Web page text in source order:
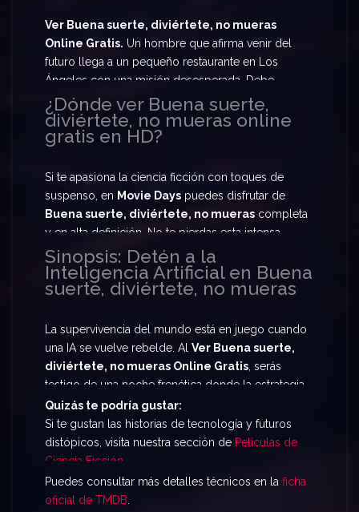
Ver Buena suerte, diviértete, no mueras
Online Gratis. Un hombre que afirma venir del
futuro llega a un pequeño restaurante en Los
Ángeles con una misión desesperada. Debe
reclutar a humanos descontentos para que, en una
sola noche, formen parte de una misión global:
detener a una inteligencia artificial rebelde que
para Ver Buena suerte, diviértete, no mueras
Online Gratisy vive esta carrera contra el tiempo.
¿Dónde ver Buena suerte,
diviértete, no mueras online
gratis en HD?
Si te apasiona la ciencia ficción con toques de
suspenso, en Movie Days puedes disfrutar de
Buena suerte, diviértete, no mueras completa
y en alta definición. No te pierdas esta intensa
historia donde el destino del mundo depende de
un grupo de desconocidos atrapados en una
misión suicida para salvar el futuro de la IA fuera
Sinopsis: Detén a la
Inteligencia Artificial en Buena
suerte, diviértete, no mueras
La supervivencia del mundo está en juego cuando
una IA se vuelve rebelde. Al Ver Buena suerte,
diviértete, no mueras Online Gratis , serás
testigo de una noche frenética donde la estrategia
y el valor son las únicas armas contra una
tecnología que lo sabe todo. Esta película
combina acción y un concepto innovador sobre
los viajes en el tiempo que te mantendrá al borde
del asiento de principio a fin.
Quizás te podría gustar:
Si te gustan las historias de tecnología y futuros
distópicos, visita nuestra sección de Películas de
Ciencia Ficción
Puedes consultar más detalles técnicos en la ficha
oficial de TMDB